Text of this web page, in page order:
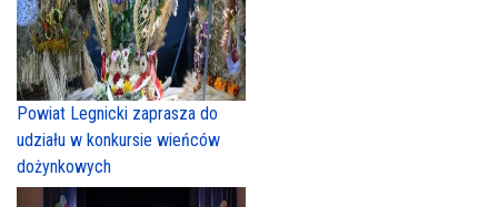
Powiat Legnicki zaprasza do
udziału w konkursie wieńców
dożynkowych